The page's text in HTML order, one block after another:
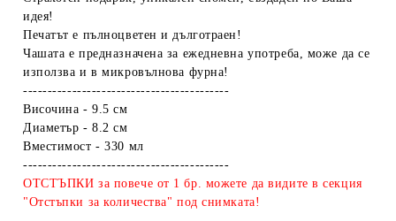
идея!
Печатът е пълноцветен и дълготраен!
Чашата е предназначена за ежедневна употреба, може да се
използва и в микровълнова фурна!
------------------------------------------
Височина - 9.5 см
Диаметър - 8.2 см
Вместимост - 330 мл
------------------------------------------
ОТСТЪПКИ за повече от 1 бр. можете да видите в секция
"Отстъпки за количества" под снимката!